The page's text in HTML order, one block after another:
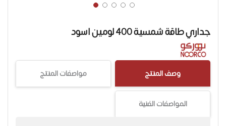
جداري طاقة شمسية 400 لومين اسود
إلى
بداية
معرض
الصور
وصف المنتج
مواصفات المنتج
المواصفات الفنية